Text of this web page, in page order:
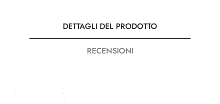
DETTAGLI DEL PRODOTTO
RECENSIONI